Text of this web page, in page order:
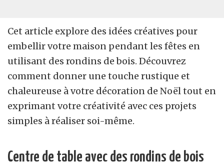
Cet article explore des idées créatives pour
embellir votre maison pendant les fêtes en
utilisant des rondins de bois. Découvrez
comment donner une touche rustique et
chaleureuse à votre décoration de Noël tout en
exprimant votre créativité avec ces projets
simples à réaliser soi-même.
Centre de table avec des rondins de bois